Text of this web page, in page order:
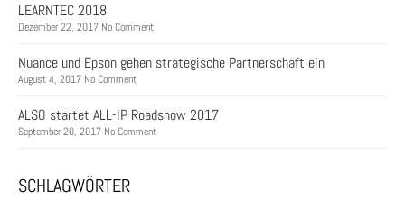
LEARNTEC 2018
Dezember 22, 2017 No Comment
Nuance und Epson gehen strategische Partnerschaft ein
August 4, 2017 No Comment
ALSO startet ALL-IP Roadshow 2017
September 20, 2017 No Comment
SCHLAGWÖRTER